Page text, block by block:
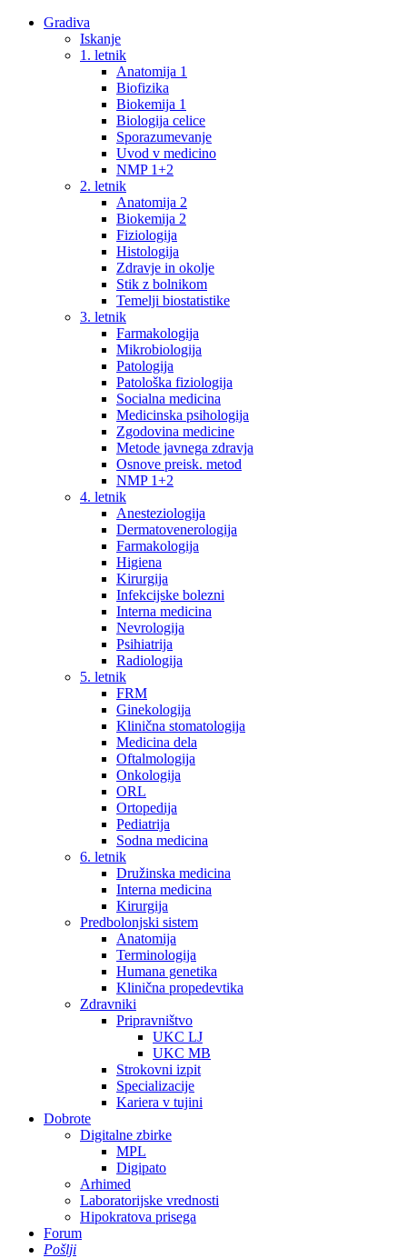
Gradiva
Iskanje
1. letnik
Anatomija 1
Biofizika
Biokemija 1
Biologija celice
Sporazumevanje
Uvod v medicino
NMP 1+2
2. letnik
Anatomija 2
Biokemija 2
Fiziologija
Histologija
Zdravje in okolje
Stik z bolnikom
Temelji biostatistike
3. letnik
Farmakologija
Mikrobiologija
Patologija
Patološka fiziologija
Socialna medicina
Medicinska psihologija
Zgodovina medicine
Metode javnega zdravja
Osnove preisk. metod
NMP 1+2
4. letnik
Anesteziologija
Dermatovenerologija
Farmakologija
Higiena
Kirurgija
Infekcijske bolezni
Interna medicina
Nevrologija
Psihiatrija
Radiologija
5. letnik
FRM
Ginekologija
Klinična stomatologija
Medicina dela
Oftalmologija
Onkologija
ORL
Ortopedija
Pediatrija
Sodna medicina
6. letnik
Družinska medicina
Interna medicina
Kirurgija
Predbolonjski sistem
Anatomija
Terminologija
Humana genetika
Klinična propedevtika
Zdravniki
Pripravništvo
UKC LJ
UKC MB
Strokovni izpit
Specializacije
Kariera v tujini
Dobrote
Digitalne zbirke
MPL
Digipato
Arhimed
Laboratorijske vrednosti
Hipokratova prisega
Forum
Pošlji